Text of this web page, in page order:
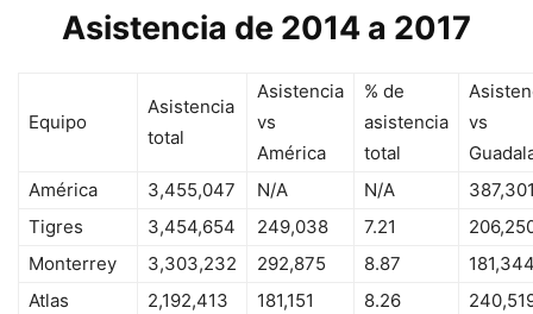
Asistencia de 2014 a 2017
Equipo
Asistencia
total
Asistencia
vs
América
% de
asistencia
total
vs
América
3,455,047 N/A N/A
Tigres
3,454,654 249,038 7.21
Monterrey
3,303,232 292,875 8.87
Atlas
2,192,413 181,151 8.26